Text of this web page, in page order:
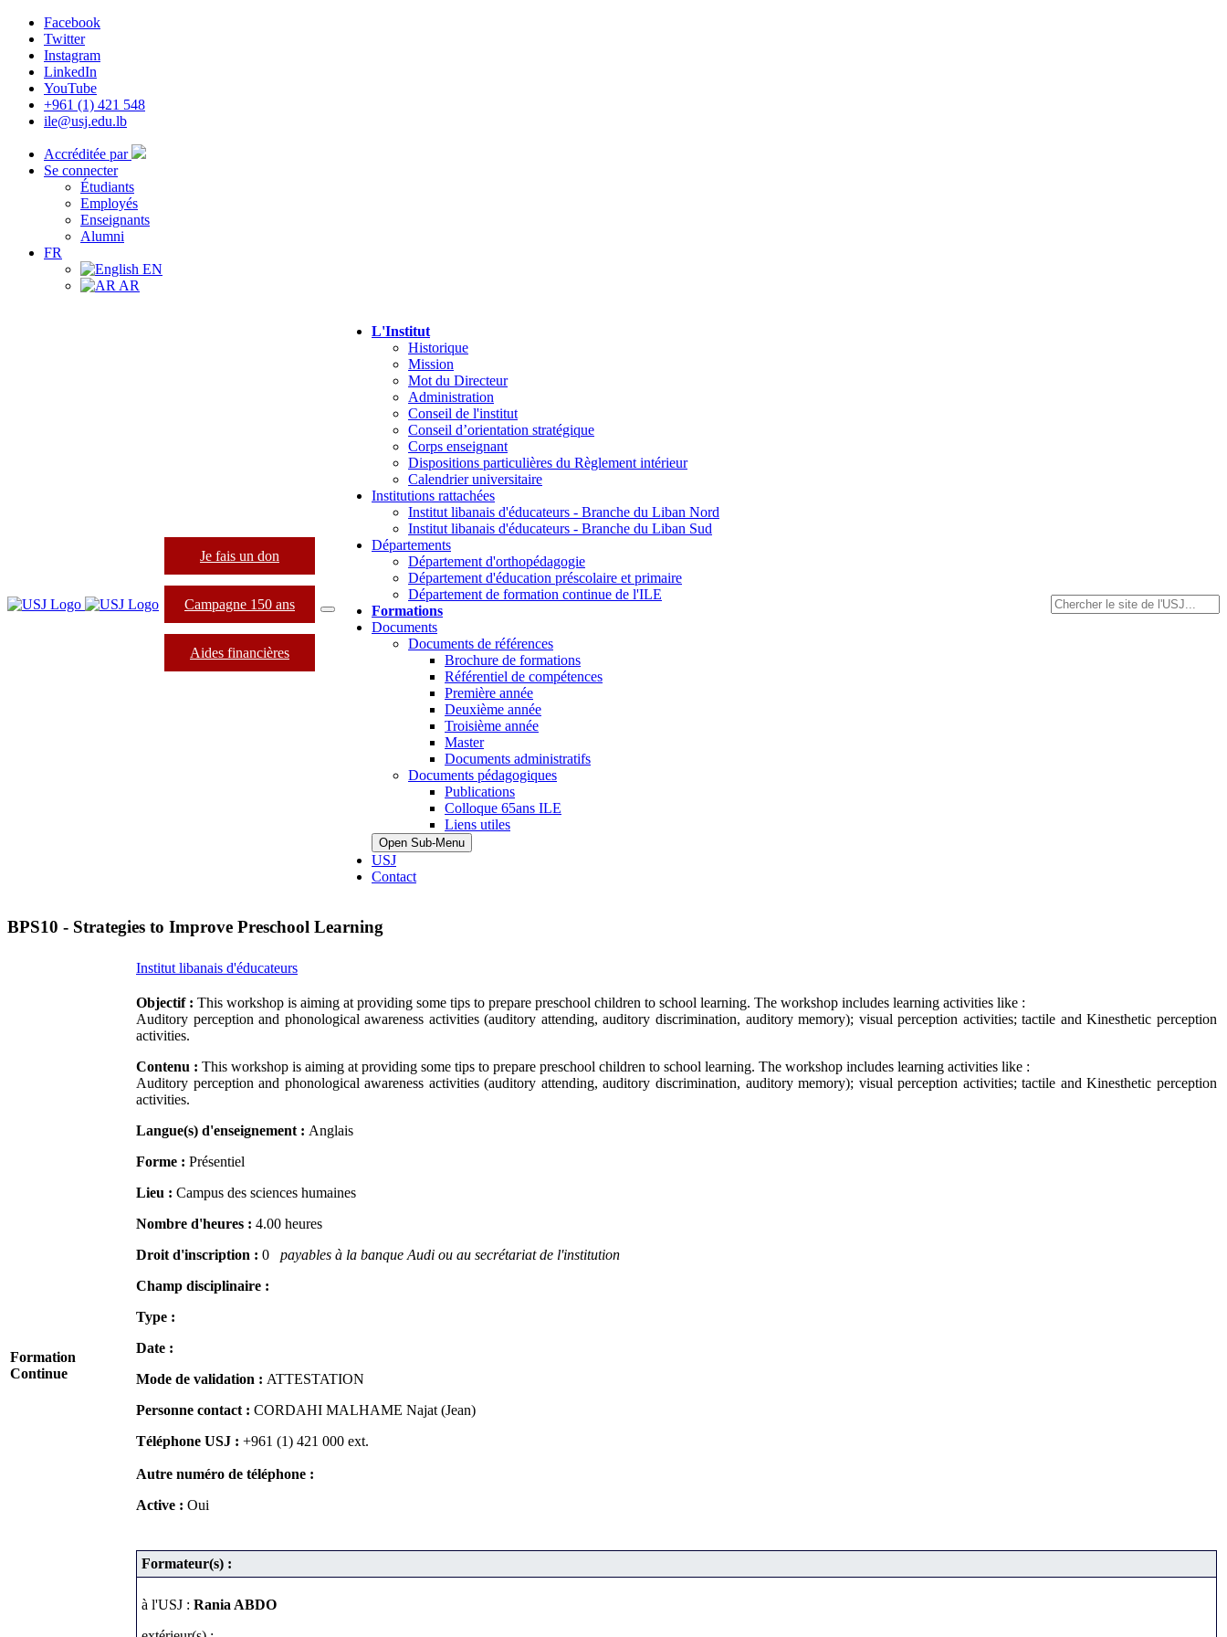
Facebook
Twitter
Instagram
LinkedIn
YouTube
+961 (1) 421 548
ile@usj.edu.lb
Accréditée par
Se connecter
Étudiants
Employés
Enseignants
Alumni
FR
EN
AR
Je fais un don
Campagne 150 ans
Aides financières
L'Institut
Historique
Mission
Mot du Directeur
Administration
Conseil de l'institut
Conseil d’orientation stratégique
Corps enseignant
Dispositions particulières du Règlement intérieur
Calendrier universitaire
Institutions rattachées
Institut libanais d'éducateurs - Branche du Liban Nord
Institut libanais d'éducateurs - Branche du Liban Sud
Départements
Département d'orthopédagogie
Département d'éducation préscolaire et primaire
Département de formation continue de l'ILE
Formations
Documents
Documents de références
Brochure de formations
Référentiel de compétences
Première année
Deuxième année
Troisième année
Master
Documents administratifs
Documents pédagogiques
Publications
Colloque 65ans ILE
Liens utiles
Open Sub-Menu
USJ
Contact
BPS10 - Strategies to Improve Preschool Learning
Institut libanais d'éducateurs
Formation
Continue
Objectif : This workshop is aiming at providing some tips to prepare preschool children to school learning. The workshop includes learning activities like :
Auditory perception and phonological awareness activities (auditory attending, auditory discrimination, auditory memory); visual perception activities; tactile and Kinesthetic perception
activities.
Contenu : This workshop is aiming at providing some tips to prepare preschool children to school learning. The workshop includes learning activities like :
Auditory perception and phonological awareness activities (auditory attending, auditory discrimination, auditory memory); visual perception activities; tactile and Kinesthetic perception
activities.
Langue(s) d'enseignement : Anglais
Forme : Présentiel
Lieu : Campus des sciences humaines
Nombre d'heures : 4.00 heures
Droit d'inscription : 0 payables à la banque Audi ou au secrétariat de l'institution
Champ disciplinaire :
Type :
Date :
Mode de validation : ATTESTATION
Personne contact : CORDAHI MALHAME Najat (Jean)
Téléphone USJ : +961 (1) 421 000 ext.
Autre numéro de téléphone :
Active : Oui
Formateur(s) :
à l'USJ : Rania ABDO